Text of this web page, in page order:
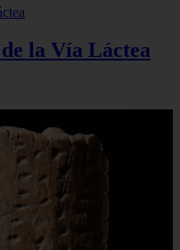
la Vía Láctea